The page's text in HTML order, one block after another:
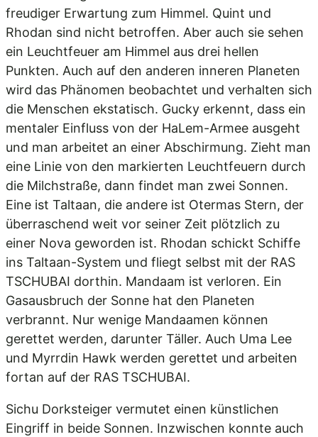
freudiger Erwartung zum Himmel. Quint und
Rhodan sind nicht betroffen. Aber auch sie sehen
ein Leuchtfeuer am Himmel aus drei hellen
Punkten. Auch auf den anderen inneren Planeten
wird das Phänomen beobachtet und verhalten sich
die Menschen ekstatisch. Gucky erkennt, dass ein
mentaler Einfluss von der HaLem-Armee ausgeht
und man arbeitet an einer Abschirmung. Zieht man
eine Linie von den markierten Leuchtfeuern durch
die Milchstraße, dann findet man zwei Sonnen.
Eine ist Taltaan, die andere ist Otermas Stern, der
überraschend weit vor seiner Zeit plötzlich zu
einer Nova geworden ist. Rhodan schickt Schiffe
ins Taltaan-System und fliegt selbst mit der RAS
TSCHUBAI dorthin. Mandaam ist verloren. Ein
Gasausbruch der Sonne hat den Planeten
verbrannt. Nur wenige Mandaamen können
gerettet werden, darunter Täller. Auch Uma Lee
und Myrrdin Hawk werden gerettet und arbeiten
fortan auf der RAS TSCHUBAI.
Sichu Dorksteiger vermutet einen künstlichen
Eingriff in beide Sonnen. Inzwischen konnte auch